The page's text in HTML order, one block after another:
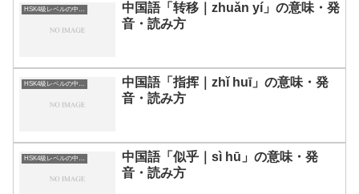
HSK4級レベルの中国語
中国語「转移｜zhuǎn yí」の意味・発
音・読み方
HSK4級レベルの中国語
中国語「指挥｜zhǐ huī」の意味・発
音・読み方
中国語「似乎｜sì hū」の意味・発
音・読み方